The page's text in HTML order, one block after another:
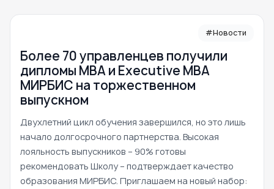
#Новости
Более 70 управленцев получили
дипломы MBA и Executive MBA
МИРБИС на торжественном
выпускном
Двухлетний цикл обучения завершился, но это лишь
начало долгосрочного партнерства. Высокая
лояльность выпускников – 90% готовы
рекомендовать Школу – подтверждает качество
образования МИРБИС. Приглашаем на новый набор: